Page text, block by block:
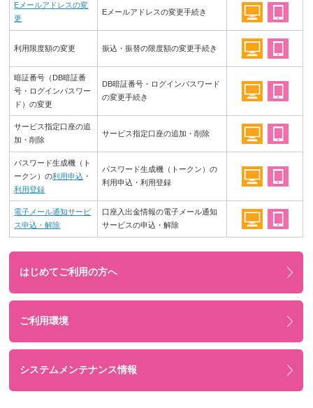
Eメールアドレスの変
更
Eメールアドレスの変更手続き
利用限度額の変更 振込・振替の限度額の変更手続き
暗証番号（DB暗証番
号・ログインパスワー
ド）の変更
DB暗証番号・ログインパスワード
の変更手続き
サービス指定口座の追
加・削除
サービス指定口座の追加・削除
パスワード生成機（ト
ークン）の利用申込 ・
利用登録
パスワード生成機（トークン）の
利用申込・利用登録
電子メール通知サービ
ス申込・解除
⼝座⼊出⾦情報の電⼦メール通知
サービスの申込・解除
はじめてご利用の方へ
ご利用環境
システムメンテナンス情報